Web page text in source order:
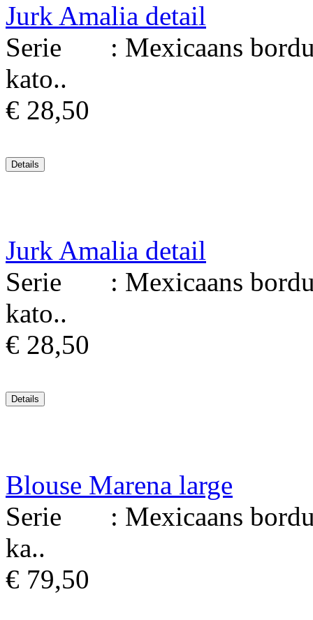
Jurk Amalia detail
Serie : Mexicaans
kato..
€ 28,50
Jurk Amalia detail
Serie : Mexicaans
kato..
€ 28,50
Blouse Marena large
Serie : Mexicaans
ka..
€ 79,50